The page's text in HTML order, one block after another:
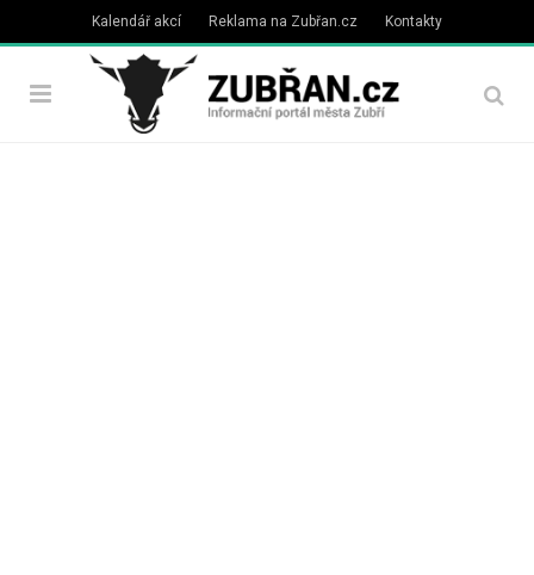
Kalendář akcí Reklama na Zubřan.cz Kontakty